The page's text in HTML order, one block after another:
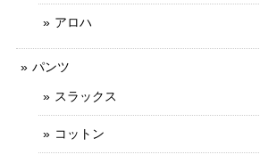
アロハ
パンツ
スラックス
コットン